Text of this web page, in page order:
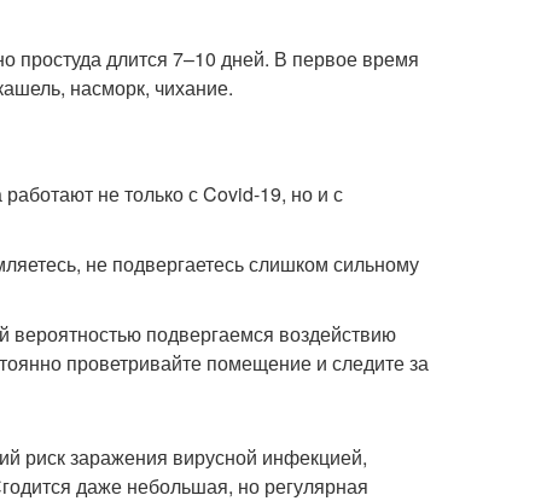
простуда длится 7–10 дней. В первое время
насморк, чихание.
не только с Covid-19, но и с
не подвергаетесь слишком сильному
подвергаемся воздействию
проветривайте помещение и следите за
риск заражения вирусной инфекцией,
даже небольшая, но регулярная